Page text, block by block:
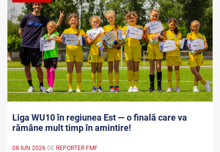
Liga WU10 în regiunea Est — o finală care va
rămâne mult timp în amintire!
08 IUN 2026 DE REPORTER FMF